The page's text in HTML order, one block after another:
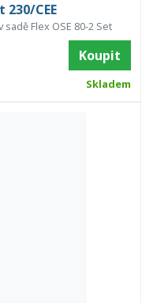
230/CEE
Flex OSE 80-2 Set
Koupit
Skladem